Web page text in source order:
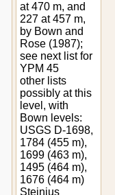
at 470 m, and
227 at 457 m,
by Bown and
Rose (1987);
see next list for
YPM 45
other lists
possibly at this
level, with
Bown levels:
USGS D-1698,
1784 (455 m),
1699 (463 m),
1495 (464 m),
1676 (464 m)
Steinius